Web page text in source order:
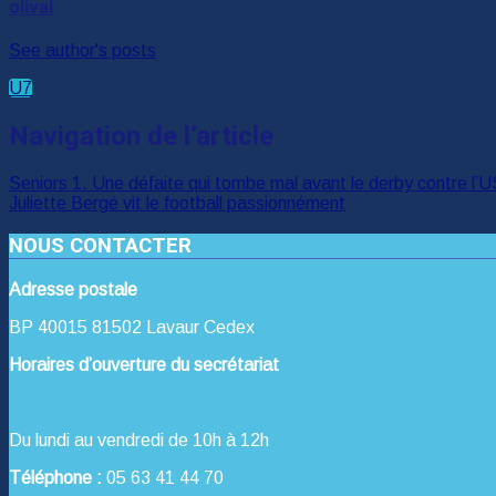
olival
See author's posts
U7
Navigation de l’article
Seniors 1. Une défaite qui tombe mal avant le derby contre
Juliette Bergé vit le football passionnément
NOUS CONTACTER
Adresse postale
BP 40015 81502 Lavaur Cedex
Horaires d’ouverture du secrétariat
Du lundi au vendredi de 10h à 12h
Téléphone : 05 63 41 44 70